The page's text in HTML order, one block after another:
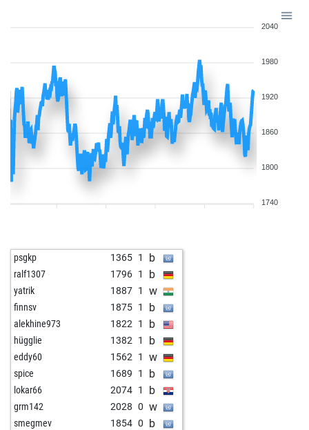
2040
1980
1920
1860
1800
1740
psgkp 1365 1 b
ralf1307 1796 1 b
yatrik 1887 1 w
finnsv 1875 1 b
alekhine973 1822 1 b
hügglie 1382 1 b
eddy60 1562 1 w
spice 1689 1 b
lokar66 2074 1 b
grm142 2028 0 w
smegmev 1854 0 b